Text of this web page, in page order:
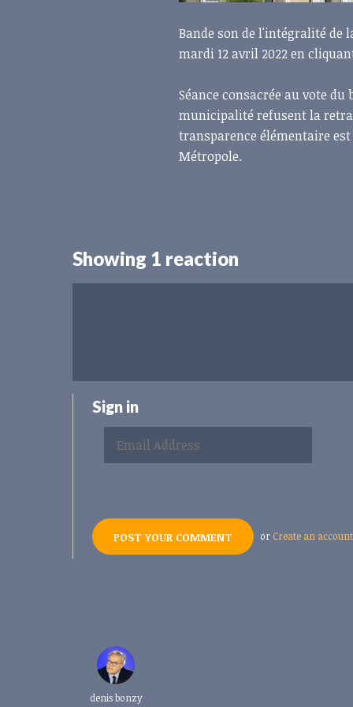
Bande son de l'intégralité de
mardi 12 avril 2022 en
Séance consacrée au vote
municipalité refusent la
transparence élémentaire
Métropole.
Showing 1 reaction
Sign in
or Create an account
denis bonzy